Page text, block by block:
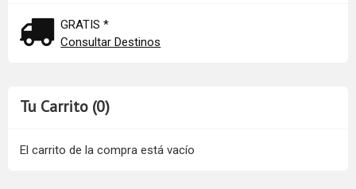
GRATIS *
Consultar Destinos
Tu Carrito (0)
El carrito de la compra está vacío